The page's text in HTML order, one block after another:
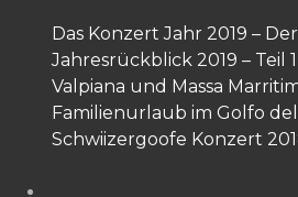
Das Konzert Jahr 2019 –
Jahresrückblick 2019 – Teil 1
Valpiana und Massa
Familienurlaub im Golfo
Schwiizergoofe Konzert